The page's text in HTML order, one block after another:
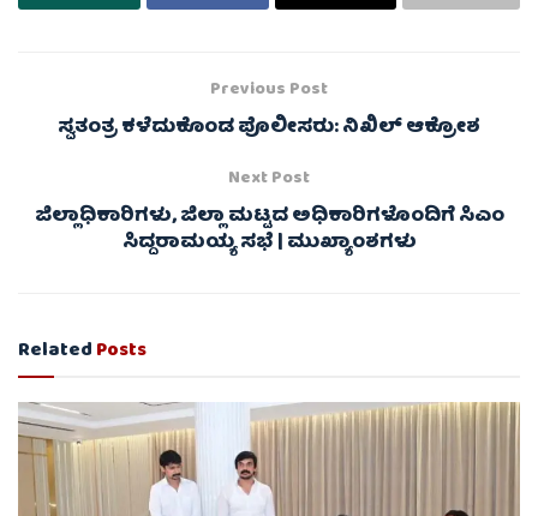
Previous Post
ಸ್ವತಂತ್ರ ಕಳೆದುಕೊಂಡ ಪೊಲೀಸರು: ನಿಖಿಲ್ ಆಕ್ರೋಶ
Next Post
ಜಿಲ್ಲಾಧಿಕಾರಿಗಳು, ಜಿಲ್ಲಾ ಮಟ್ಟದ ಅಧಿಕಾರಿಗಳೊಂದಿಗೆ ಸಿಎಂ
ಸಿದ್ದರಾಮಯ್ಯ ಸಭೆ | ಮುಖ್ಯಾಂಶಗಳು
RelatedPosts